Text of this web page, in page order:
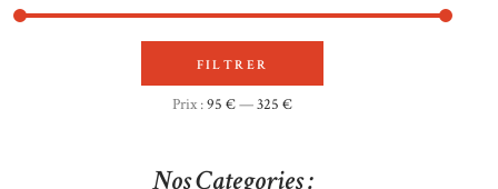
Prix
Prix
FILTRER
Prix :95 €—325 €
Nos Categories :